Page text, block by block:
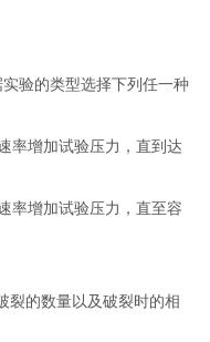
验的类型选择下列任一种
率增加试验压力，直到达
率增加试验压力，直至容
裂的数量以及破裂时的相